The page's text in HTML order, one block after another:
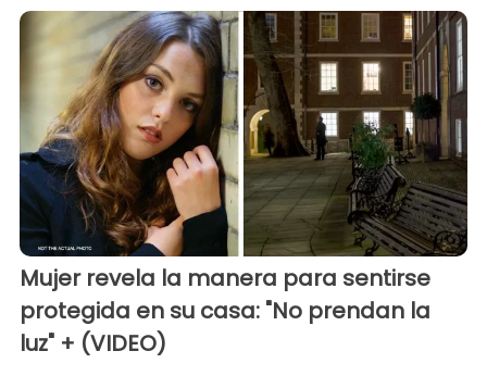
Mujer revela la manera para sentirse
protegida en su casa: "No prendan la
luz" + (VIDEO)